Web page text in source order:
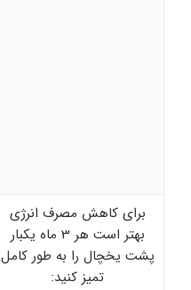
برای کاهش مصرف انرژی
بهتر است هر 3 ماه یکبار
پشت یخچال را به طور کامل
تمیز کنید: